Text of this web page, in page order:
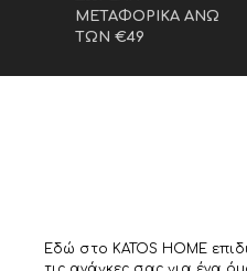
ΜΕΤΑΦΟΡΙΚΑ ΑΝΩ
ΤΩΝ €49
Εδώ στο KATOS HOME